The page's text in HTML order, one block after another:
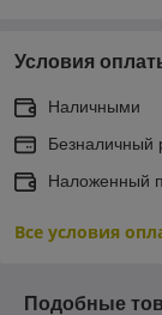
Условия
Наличными
Безналичный
Наложенный
Все условия
Подобные